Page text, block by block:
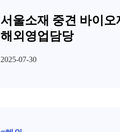
서울소재 중견 바이오제약
해외영업담당
2025-07-30